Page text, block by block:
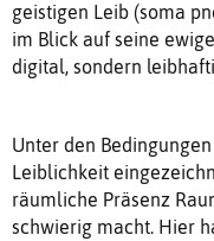
geistigen Leib (soma
im Blick auf seine
digital, sondern
Unter den
Leiblichkeit
räumliche Präsenz
schwierig macht. Hier